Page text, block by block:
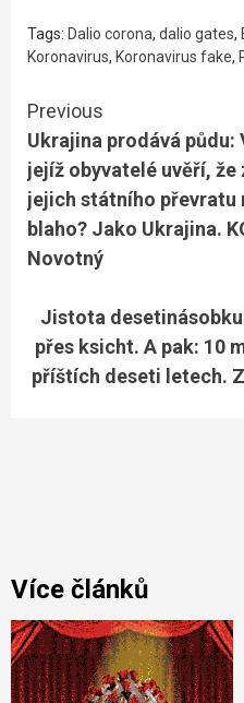
Tags: Dalio corona, dalio gates,
Koronavirus, Koronavirus fake,
Continue
Reading
Previous
Ukrajina prodává
jejíž obyvatelé uvěří,
jejich státního převratu
blaho? Jako Ukrajina.
Novotný
Jistota
přes ksicht. A pak: 10
příštích deseti letech.
Více článků